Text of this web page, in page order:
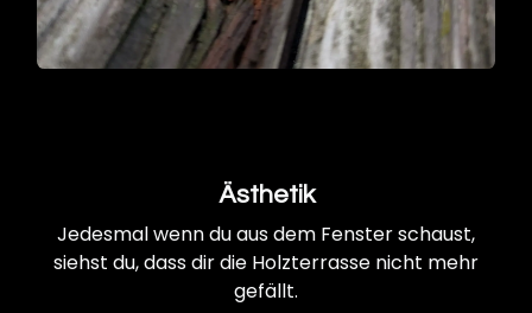
Ästhetik
Jedesmal wenn du aus dem Fenster schaust,
siehst du, dass dir die Holzterrasse nicht mehr
gefällt.